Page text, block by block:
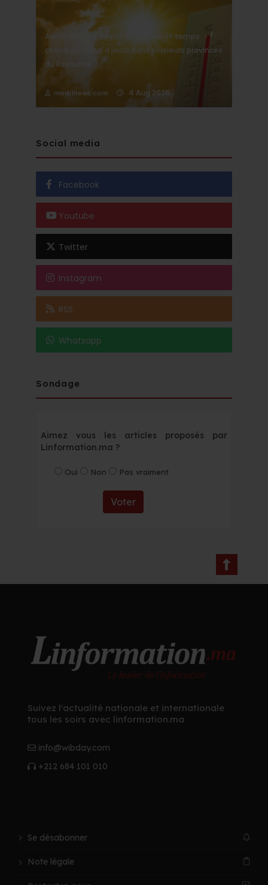
Alerte Météo : Vague de chaleur et temps
chaud de mardi à jeudi dans plusieurs provinces
du Royaume
medi1news.com 4 Aug 2026
Social media
Facebook
Youtube
Twitter
Instagram
RSS
Whatsapp
Sondage
Aimez vous les articles proposés par
Linformation.ma ?
Oui Non Pas vraiment
Voter
Suivez l'actualité nationale et internationale
tous les soirs avec linformation.ma
info@wibday.com
+212 684 101 010
Se désabonner
Note légale